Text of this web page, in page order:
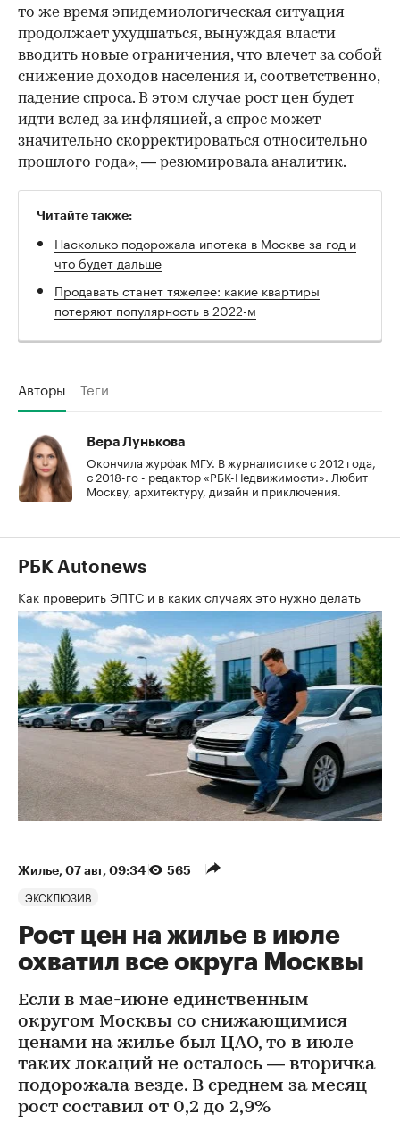
то же время эпидемиологическая ситуация
продолжает ухудшаться, вынуждая власти
вводить новые ограничения, что влечет за собой
снижение доходов населения и, соответственно,
падение спроса. В этом случае рост цен будет
идти вслед за инфляцией, а спрос может
значительно скорректироваться относительно
прошлого года», — резюмировала аналитик.
Читайте также:
Насколько подорожала ипотека в Москве за год и
что будет дальше
Продавать станет тяжелее: какие квартиры
потеряют популярность в 2022-м
Авторы Теги
Вера Лунькова
Окончила журфак МГУ. В журналистике с 2012 года,
с 2018-го - редактор «РБК-Недвижимости». Любит
Москву, архитектуру, дизайн и приключения.
РБК Autonews
Как проверить ЭПТС и в каких случаях это нужно делать
Жилье 07 авг, 09:34 565
ЭКСКЛЮЗИВ
Рост цен на жилье в июле
охватил все округа Москвы
Если в мае-июне единственным
округом Москвы со снижающимися
ценами на жилье был ЦАО, то в июле
таких локаций не осталось — вторичка
подорожала везде. В среднем за месяц
рост составил от 0,2 до 2,9%